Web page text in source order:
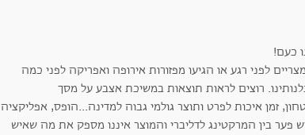
כעם!
לפני רגע או הגיעו מפזורות אירופה ואפריקה לפני כמה
רוצים לראות תוצאות במשיכת אצבע על מסך
זמן איכות לפרט ותוצר גולמי גבוה למדינה...הופס, אפליקציה
בין המרקטינג לדליברי והמוצר איננו מספק את מה שאיש